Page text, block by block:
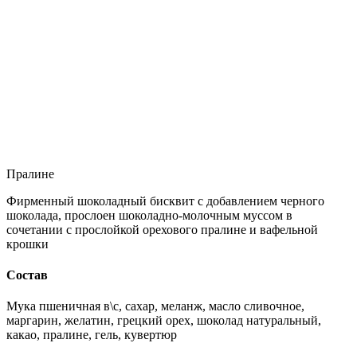
Пралине
Фирменный шоколадный бисквит с добавлением черного
шоколада, прослоен шоколадно-молочным муссом в
сочетании с прослойкой орехового пралине и вафельной
крошки
Состав
Мука пшеничная в\с, сахар, меланж, масло сливочное,
маргарин, желатин, грецкий орех, шоколад натуральный,
какао, пралине, гель, кувертюр